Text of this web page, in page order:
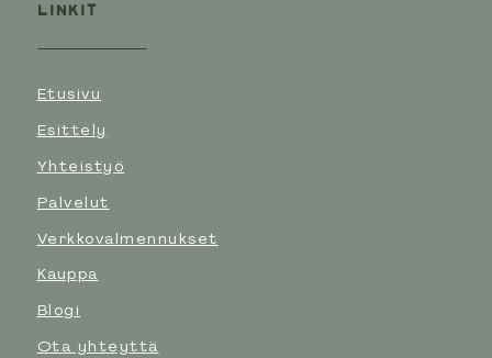
LINKIT
Etusivu
Esittely
Yhteistyö
Palvelut
Verkkovalmennukset
Kauppa
Blogi
Ota yhteyttä